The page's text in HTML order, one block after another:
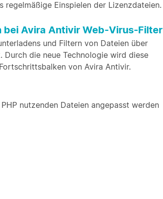
Einspielen der Lizenzdateien.
Avira Antivir Web-Virus-Filter
und Filtern von Dateien über
die neue Technologie wird diese
von Avira Antivir.
nutzenden Dateien angepasst werden